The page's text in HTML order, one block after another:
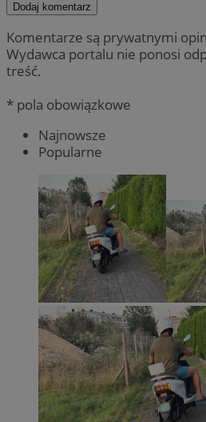
Dodaj komentarz
Komentarze są prywatnymi
Wydawca portalu nie ponosi
treść.
* pola obowiązkowe
Najnowsze
Popularne